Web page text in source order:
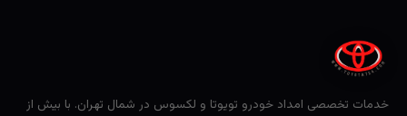
خدمات تخصصی امداد خودرو تویوتا و لکسوس در شمال تهران. با بیش از